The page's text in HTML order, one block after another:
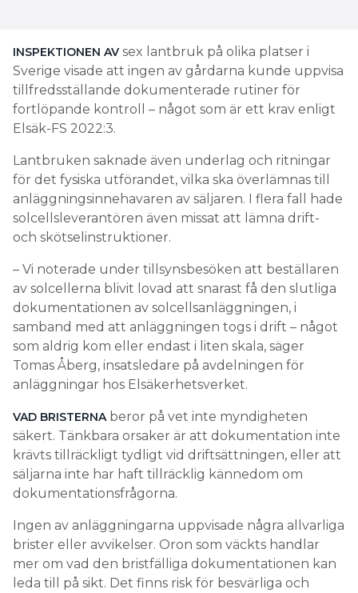
INSPEKTIONEN AV sex lantbruk på olika platser i
Sverige visade att ingen av gårdarna kunde uppvisa
tillfredsställande dokumenterade rutiner för
fortlöpande kontroll – något som är ett krav enligt
Elsäk-FS 2022:3.
Lantbruken saknade även underlag och ritningar
för det fysiska utförandet, vilka ska överlämnas till
anläggningsinnehavaren av säljaren. I flera fall hade
solcellsleverantören även missat att lämna drift-
och skötselinstruktioner.
– Vi noterade under tillsynsbesöken att beställaren
av solcellerna blivit lovad att snarast få den slutliga
dokumentationen av solcellsanläggningen, i
samband med att anläggningen togs i drift – något
som aldrig kom eller endast i liten skala, säger
Tomas Åberg, insatsledare på avdelningen för
anläggningar hos Elsäkerhetsverket.
VAD BRISTERNA beror på vet inte myndigheten
säkert. Tänkbara orsaker är att dokumentation inte
krävts tillräckligt tydligt vid driftsättningen, eller att
säljarna inte har haft tillräcklig kännedom om
dokumentationsfrågorna.
Ingen av anläggningarna uppvisade några allvarliga
brister eller avvikelser. Oron som väckts handlar
mer om vad den bristfälliga dokumentationen kan
leda till på sikt. Det finns risk för besvärliga och